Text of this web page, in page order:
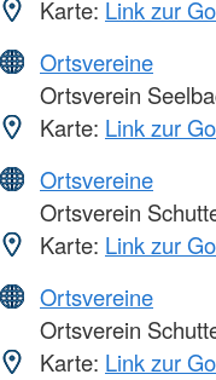
Karte: Link zur
Ortsvereine
Ortsverein
Karte: Link zur
Ortsvereine
Ortsverein
Karte: Link zur
Ortsvereine
Ortsverein
Karte: Link zur